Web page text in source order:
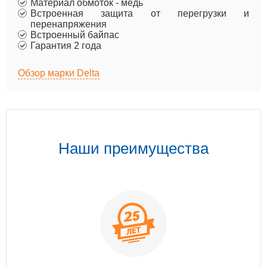
Материал обмоток - медь
Встроенная защита от перегрузки и
перенапряжения
Встроенный байпас
Гарантия 2 года
Обзор марки Delta
Наши преимущества